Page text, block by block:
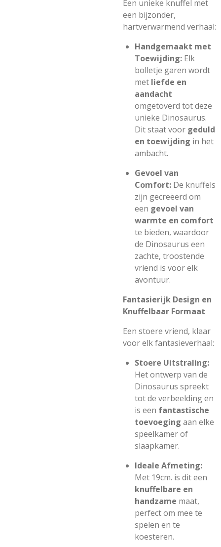
Een unieke knuffel met
een bijzonder,
hartverwarmend verhaal:
Handgemaakt met
Toewijding: Elk
bolletje garen wordt
met liefde en
aandacht
omgetoverd tot deze
unieke Dinosaurus.
Dit staat voor geduld
en toewijding in het
ambacht.
Gevoel van
Comfort: De knuffels
zijn gecreëerd om
een gevoel van
warmte en comfort
te bieden, waardoor
de Dinosaurus een
zachte, troostende
vriend is voor elk
avontuur.
Fantasierijk Design en
Knuffelbaar Formaat
Een stoere vriend, klaar
voor elk fantasieverhaal:
Stoere Uitstraling:
Het ontwerp van de
Dinosaurus spreekt
tot de verbeelding en
is een fantastische
toevoeging aan elke
speelkamer of
slaapkamer.
Ideale Afmeting:
Met 19cm. is dit een
knuffelbare en
handzame maat,
perfect om mee te
spelen en te
koesteren.